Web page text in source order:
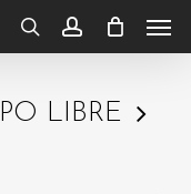
searchaccount
LIBRE